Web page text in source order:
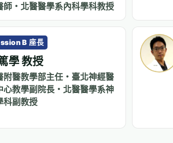
師・北醫醫學系內科學科教授
B 座長
學 教授
附醫教學部主任・臺北神經醫
心教學副院長・北醫醫學系神
科副教授